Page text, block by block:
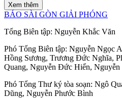
Xem thêm
BÁO SÀI GÒN GIẢI PHÓNG
Tổng Biên tập: Nguyễn Khắc Văn
Phó Tổng Biên tập: Nguyễn Ngọc
Hồng Sương, Trương Đức Nghĩa,
Quang, Nguyễn Đức Hiển, Nguyễn
Phó Tổng Thư ký tòa soạn: Ngô
Dũng, Nguyễn Phước Bình